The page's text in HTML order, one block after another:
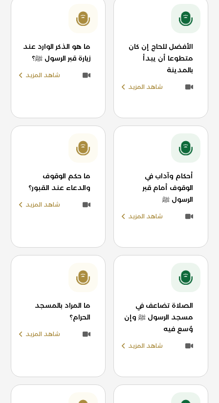
الأفضل للحاج إن كان
متطوعا أن يبدأ
بالمدينة
شاهد المزيد
ما هو الذكر الوارد عند
زيارة قبر الرسول ﷺ؟
شاهد المزيد
أحكام وآداب في
الوقوف أمام قبر
الرسول ﷺ
شاهد المزيد
ما حكم الوقوف
والدعاء عند القبور؟
شاهد المزيد
الصلاة تضاعف في
مسجد الرسول ﷺ وإن
وُسع فيه
شاهد المزيد
ما المراد بالمسجد
الحرام؟
شاهد المزيد